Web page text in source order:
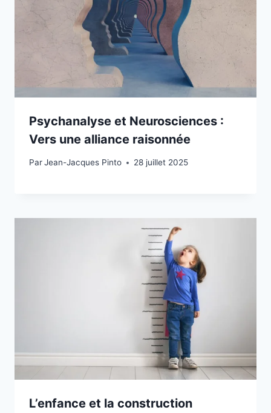
Psychanalyse et Neurosciences :
Vers une alliance raisonnée
ParJean-Jacques Pinto 28 juillet 2025
L’enfance et la construction